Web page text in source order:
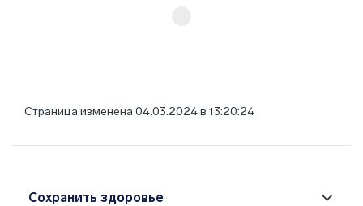
Страница изменена 04.03.2024 в 13:20:24
Сохранить здоровье